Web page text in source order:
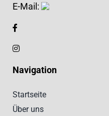
E-Mail:
Navigation
Startseite
Über uns